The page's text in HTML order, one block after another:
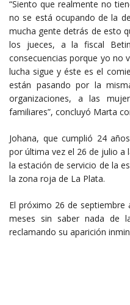
“Siento que realmente no
no se está ocupando de la
mucha gente detrás de esto
los jueces, a la fiscal
consecuencias porque yo no
lucha sigue y éste es el
están pasando por la
organizaciones, a las
familiares”, concluyó Marta
Johana, que cumplió 24
por última vez el 26 de julio a
la estación de servicio de la
la zona roja de La Plata.
El próximo 26 de
meses sin saber nada de
reclamando su aparición